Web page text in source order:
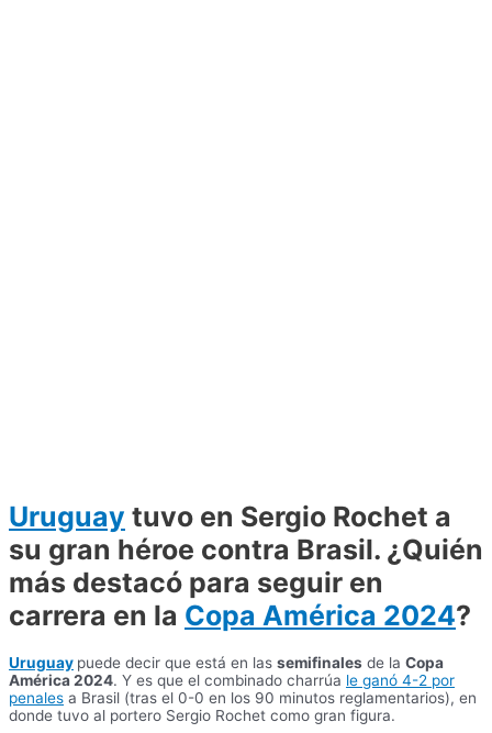
Uruguay tuvo en Sergio Rochet a
su gran héroe contra Brasil. ¿Quién
más destacó para seguir en
carrera en la Copa América 2024?
Uruguay puede decir que está en las semifinales de la Copa
América 2024. Y es que el combinado charrúa le ganó 4-2 por
penales a Brasil (tras el 0-0 en los 90 minutos reglamentarios), en
donde tuvo al portero Sergio Rochet como gran figura.